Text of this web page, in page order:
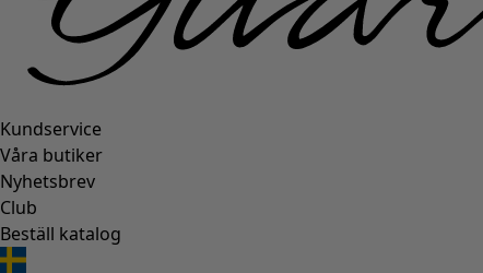
Kundservice
Våra butiker
Nyhetsbrev
Club
Beställ katalog